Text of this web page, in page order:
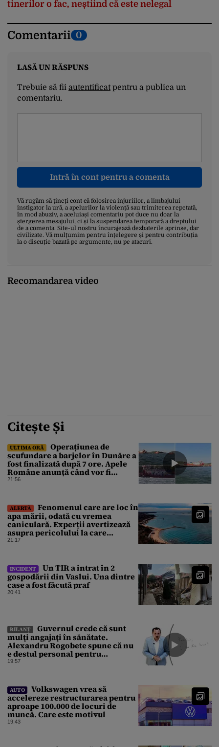
tinerilor o fac, neștiind că este nelegal
Comentarii 0
LASĂ UN RĂSPUNS
Trebuie să fii autentificatpentru a publica un
comentariu.
Intră în cont pentru a comenta
Vă rugăm să țineți cont că folosirea injuriilor, a limbajului
instigator la ură, a apelurilor la violență sau trimiterea repetată,
în mod abuziv, a aceluiași comentariu pot duce nu doar la
ștergerea mesajului, ci și la suspendarea temporară a dreptului
de a comenta. Site-ul nostru încurajează dezbaterile aprinse, dar
civilizate. Vă mulțumim pentru înțelegere și pentru contribuția
la o discuție bazată pe argumente, nu pe atacuri.
Recomandarea video
Citește Și
ULTIMA ORĂ
Operațiunea de
scufundare a barjelor în Dunăre a
fost finalizată după 7 ore. Apele
Române anunță când vor fi
simțite efectele
21:56
ALERTĂ
Fenomenul care are loc în
apa mării, odată cu vremea
caniculară. Experții avertizează
asupra pericolului la care
oamenii pot fi expuși
21:17
INCIDENT
Un TIR a intrat în 2
gospodării din Vaslui. Una dintre
case a fost făcută praf
20:41
BILANȚ
Guvernul crede că sunt
mulţi angajaţi în sănătate.
Alexandru Rogobete spune că nu
e destul personal pentru
combaterea infecţiilor
19:57
AUTO
Volkswagen vrea să
accelereze restructurarea pentru
aproape 100.000 de locuri de
muncă. Care este motivul
19:43